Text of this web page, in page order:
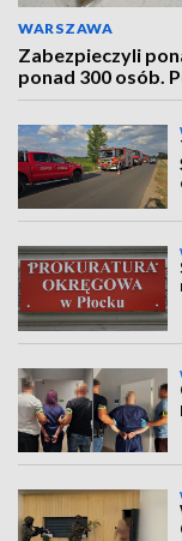
WARSZAWA
Zabezpieczyli
ponad 300 osób.